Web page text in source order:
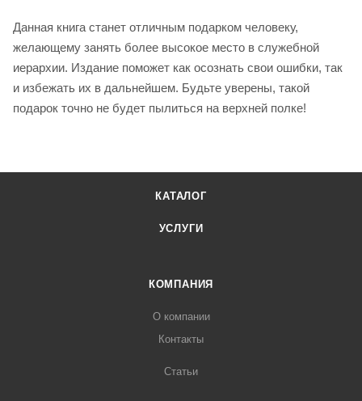
Данная книга станет отличным подарком человеку,
желающему занять более высокое место в служебной
иерархии. Издание поможет как осознать свои ошибки, так
и избежать их в дальнейшем. Будьте уверены, такой
подарок точно не будет пылиться на верхней полке!
КАТАЛОГ
УСЛУГИ
КОМПАНИЯ
О компании
Контакты
Статьи